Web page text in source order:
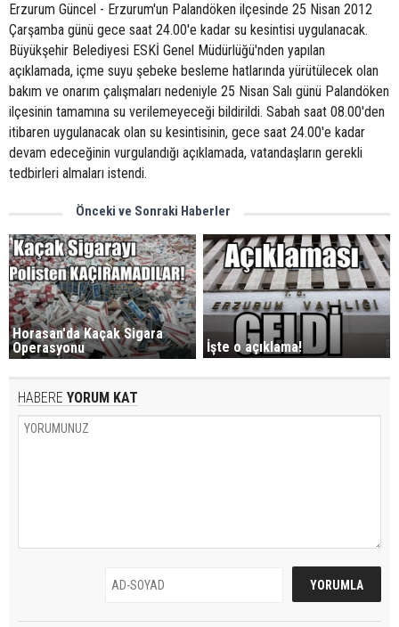
Erzurum Güncel - Erzurum'un Palandöken ilçesinde 25 Nisan 2012
Çarşamba günü gece saat 24.00'e kadar su kesintisi uygulanacak.
Büyükşehir Belediyesi ESKİ Genel Müdürlüğü'nden yapılan
açıklamada, içme suyu şebeke besleme hatlarında yürütülecek olan
bakım ve onarım çalışmaları nedeniyle 25 Nisan Salı günü Palandöken
ilçesinin tamamına su verilemeyeceği bildirildi. Sabah saat 08.00'den
itibaren uygulanacak olan su kesintisinin, gece saat 24.00'e kadar
devam edeceğinin vurgulandığı açıklamada, vatandaşların gerekli
tedbirleri almaları istendi.
Önceki ve Sonraki Haberler
Horasan'da Kaçak Sigara
Operasyonu
İşte o açıklama!
HABERE YORUM KAT